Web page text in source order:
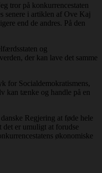
tror på konkurrencestaten
senere i artiklen af Ove Kaj
end de andres. På den
og
der kan lave det samme
for Socialdemokratismens,
kan tænke og handle på en
Regjering at føde hele
er umuligt at forudse
økonomiske